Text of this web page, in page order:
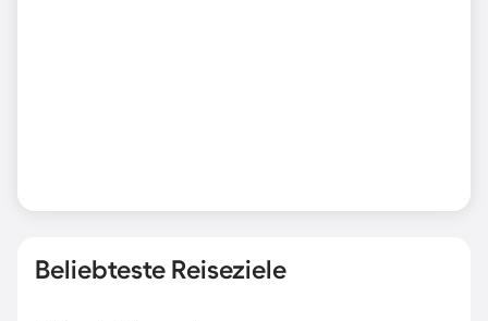
Beliebteste Reiseziele